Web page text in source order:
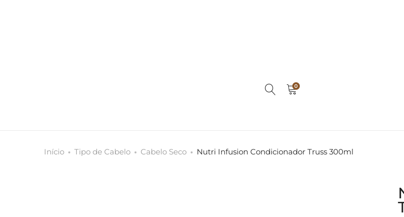
0
Início Tipo de Cabelo Cabelo Seco Nutri Infusion Condicionador Truss 300ml